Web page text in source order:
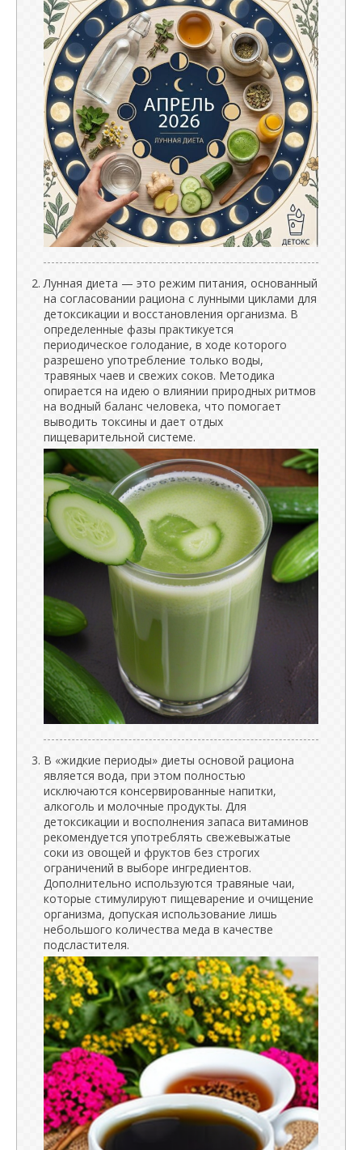
Лунная диета — это режим питания, основанный
на согласовании рациона с лунными циклами для
детоксикации и восстановления организма. В
определенные фазы практикуется
периодическое голодание, в ходе которого
разрешено употребление только воды,
травяных чаев и свежих соков. Методика
опирается на идею о влиянии природных ритмов
на водный баланс человека, что помогает
выводить токсины и дает отдых
пищеварительной системе.
В «жидкие периоды» диеты основой рациона
является вода, при этом полностью
исключаются консервированные напитки,
алкоголь и молочные продукты. Для
детоксикации и восполнения запаса витаминов
рекомендуется употреблять свежевыжатые
соки из овощей и фруктов без строгих
ограничений в выборе ингредиентов.
Дополнительно используются травяные чаи,
которые стимулируют пищеварение и очищение
организма, допуская использование лишь
небольшого количества меда в качестве
подсластителя.